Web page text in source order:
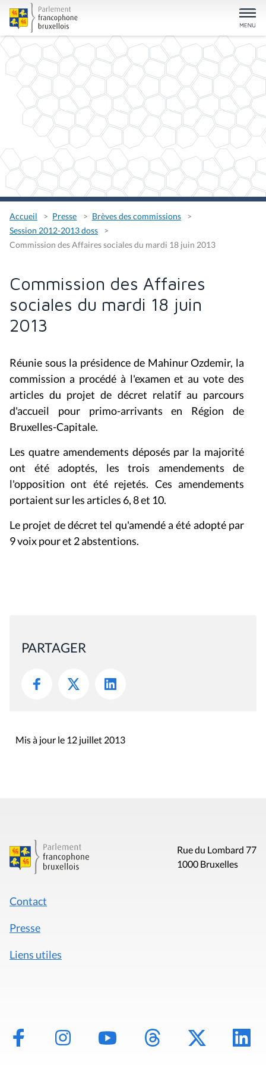
Accueil Presse
Brèves des commissions
Session 2012-2013 doss
Commission des Affaires sociales du mardi 18 juin 2013
Commission des Affaires
sociales du mardi 18 juin
2013
Réunie sous la présidence de Mahinur Ozdemir, la
commission a procédé à l'examen et au vote des
articlesdu projetde décret relatif au parcours
d'accueil pour primo-arrivants en Région de
Bruxelles-Capitale.
Les quatre amendements déposés par la majorité
ont été adoptés, les trois amendements de
l'opposition ont été rejetés. Ces amendements
portaient sur les articles 6, 8 et 10.
Le projet de décret tel qu'amendé a été adopté par
9 voix pour et 2 abstentions.
PARTAGER
Mis à jour le 12 juillet 2013
Rue du Lombard 77
1000 Bruxelles
Contact
Presse
Liens utiles